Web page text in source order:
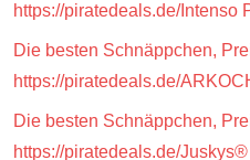
https://piratedeals.de/Intenso
Die besten Schnäppchen,
https://piratedeals.de/
Die besten Schnäppchen,
https://piratedeals.de/